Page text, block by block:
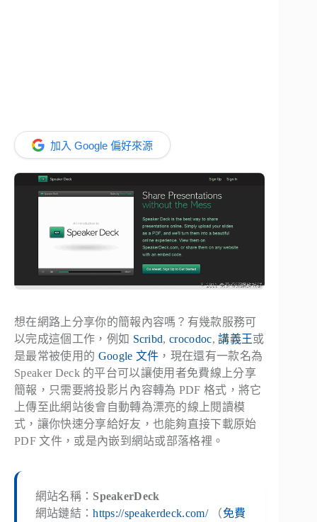
加入 Google 偏好來源
想在網路上分享你的簡報內容嗎？有幾款服務可
以完成這個工作，例如 Scribd,crocodoc,講義王或
是最常被使用的 Google 文件 ，現在還有一款名為
Speaker Deck 的平台可以讓使用者免費線上分享
簡報，只需要將投影片內容轉為 PDF 格式，將它
上傳至此網站後會自動轉為漂亮的線上閱讀模
式，讓你快速分享給好友，也能夠直接下載原始
PDF 文件，或是內嵌到網站或部落格裡。
網站名稱： SpeakerDeck
網站鏈結：https://speakerdeck.com/（免費